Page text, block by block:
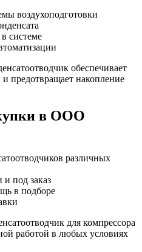
воздухоподготовки
системе
обеспечивает
предотвращает накопление
в ООО
различных
и под заказ
в подборе
для компрессора
работой в любых условиях